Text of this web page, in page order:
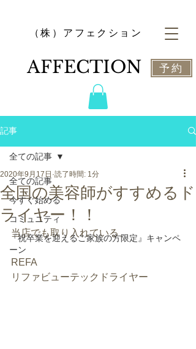
​（株）アフェクション
​AFFECTION 予約
記事
全ての記事
今すぐ始める
コミュニティ
『祝卒業を迎えるご家族の方限定』キャンペ
ーン
全ての記事
全国の美容師がすすめるド
ライヤー！！
2020年9月17日 読了時間: 1分
当店でも取り入れている、
REFA
リファビューテックドライヤー